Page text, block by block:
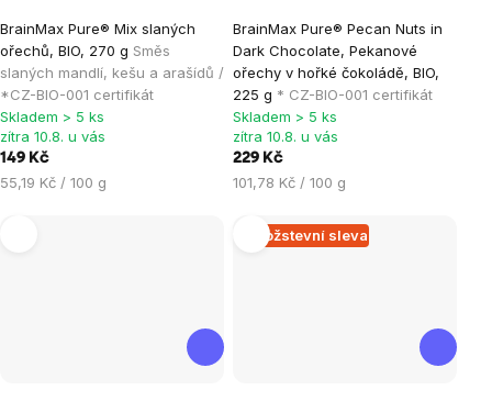
BrainMax Pure® Mix slaných
ořechů, BIO, 270 g Směs
slaných mandlí, kešu a arašídů /
*CZ-BIO-001 certifikát
hodnocení
produktu
je
5,0
z
Skladem > 5 ks
zítra 10.8. u vás
149 Kč
Měrná
55,19 Kč / 100 g
BrainMax Pure® Pecan Nuts in
Dark Chocolate, Pekanové
ořechy v hořké čokoládě, BIO,
225 g * CZ-BIO-001 certifikát
Skladem > 5 ks
zítra 10.8. u vás
229 Kč
Měrná
101,78 Kč / 100 g
Množstevní sleva